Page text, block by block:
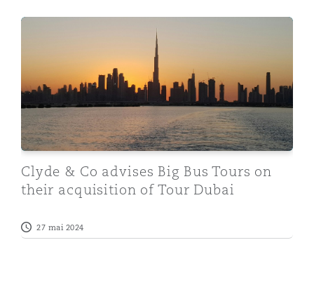
Clyde & Co advises Big Bus Tours on their acquisition
Clyde & Co advises Big Bus Tours on
their acquisition of Tour Dubai
27 mai 2024